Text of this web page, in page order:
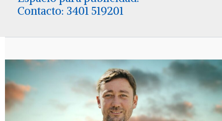
Contacto: 3401 519201